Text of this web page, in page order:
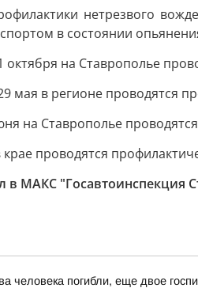
нетрезвого
в состоянии
октября на Ставрополье
мая в регионе проводятся
на Ставрополье
крае проводятся
в МАКС "Госавтоинспекция
человека погибли, еще двое